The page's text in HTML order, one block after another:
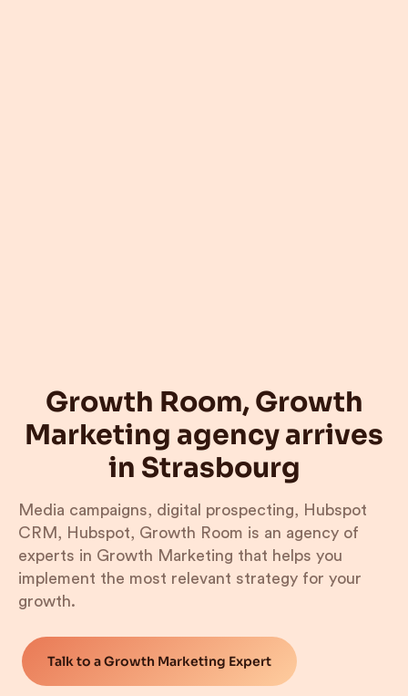
Growth Room, Growth
Marketing agency arrives
in Strasbourg
Media campaigns, digital prospecting, Hubspot
CRM, Hubspot, Growth Room is an agency of
experts in Growth Marketing that helps you
implement the most relevant strategy for your
growth.
Talk to a Growth Marketing Expert